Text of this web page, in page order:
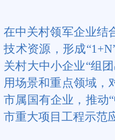
在中关村领军企业结
技术资源，形成
关村大中小企业“组
用场景和重点领域，
市属国有企业，推动
市重大项目工程示范